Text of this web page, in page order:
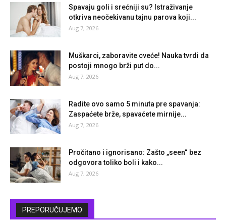
Spavaju goli i srećniji su? Istraživanje
otkriva neočekivanu tajnu parova koji...
Aug 7, 2026
Muškarci, zaboravite cveće! Nauka tvrdi da
postoji mnogo brži put do...
Aug 7, 2026
Radite ovo samo 5 minuta pre spavanja:
Zaspaćete brže, spavaćete mirnije...
Aug 7, 2026
Pročitano i ignorisano: Zašto „seen“ bez
odgovora toliko boli i kako...
Aug 7, 2026
PREPORUČUJEMO